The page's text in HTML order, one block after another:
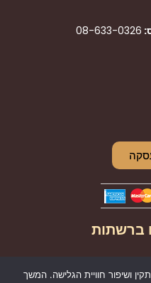
08-633-0326
ברשתות
Iושיפור חוויית הגלישה. המשך